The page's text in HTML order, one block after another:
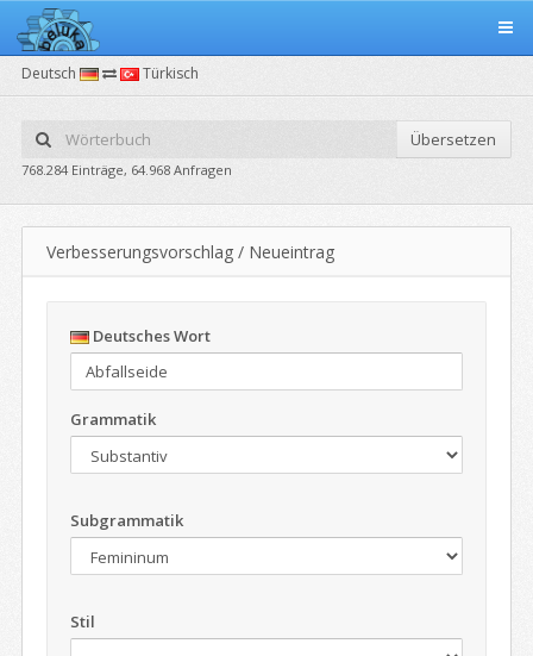
Deutsch Türkisch
Übersetzen
768.284 Einträge, 64.968 Anfragen
Verbesserungsvorschlag / Neueintrag
Deutsches Wort
Grammatik
Subgrammatik
Stil